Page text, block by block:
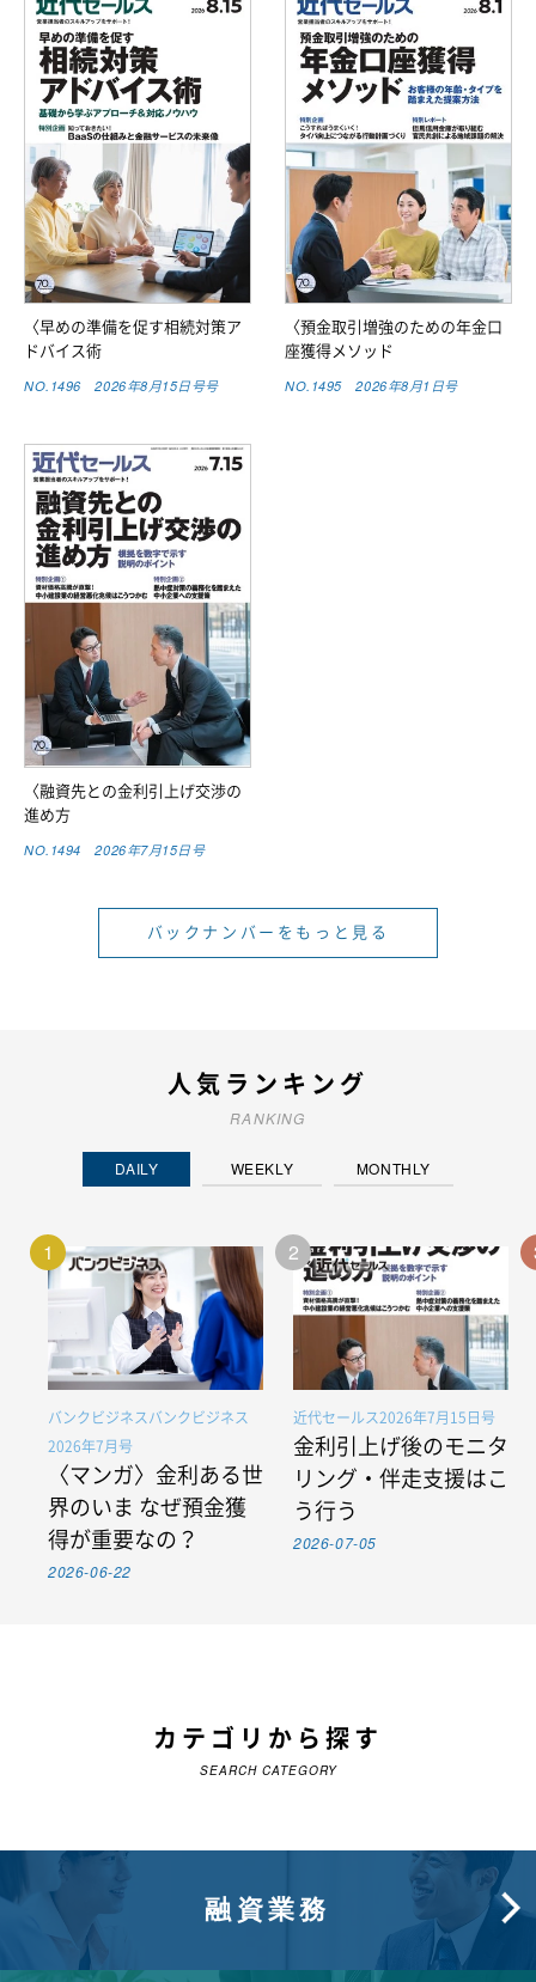
〈早めの準備を促す相続対策ア
ドバイス術
NO.1496 2026年8月15日号号
〈預金取引増強のための年金口
座獲得メソッド
NO.1495 2026年8月1日号
〈融資先との金利引上げ交渉の
進め方
NO.1494 2026年7月15日号
バックナンバーをもっと見る
人気ランキング
RANKING
DAILY WEEKLY MONTHLY
1
バンクビジネスバンクビジネス
2026年7月号
〈マンガ〉金利ある世
界のいま なぜ預金獲
得が重要なの？
2026-06-22
2
近代セールス2026年7月15日号
金利引上げ後のモニタ
リング・伴走支援はこ
う行う
2026-07-05
カテゴリから探す
SEARCH CATEGORY
融資業務